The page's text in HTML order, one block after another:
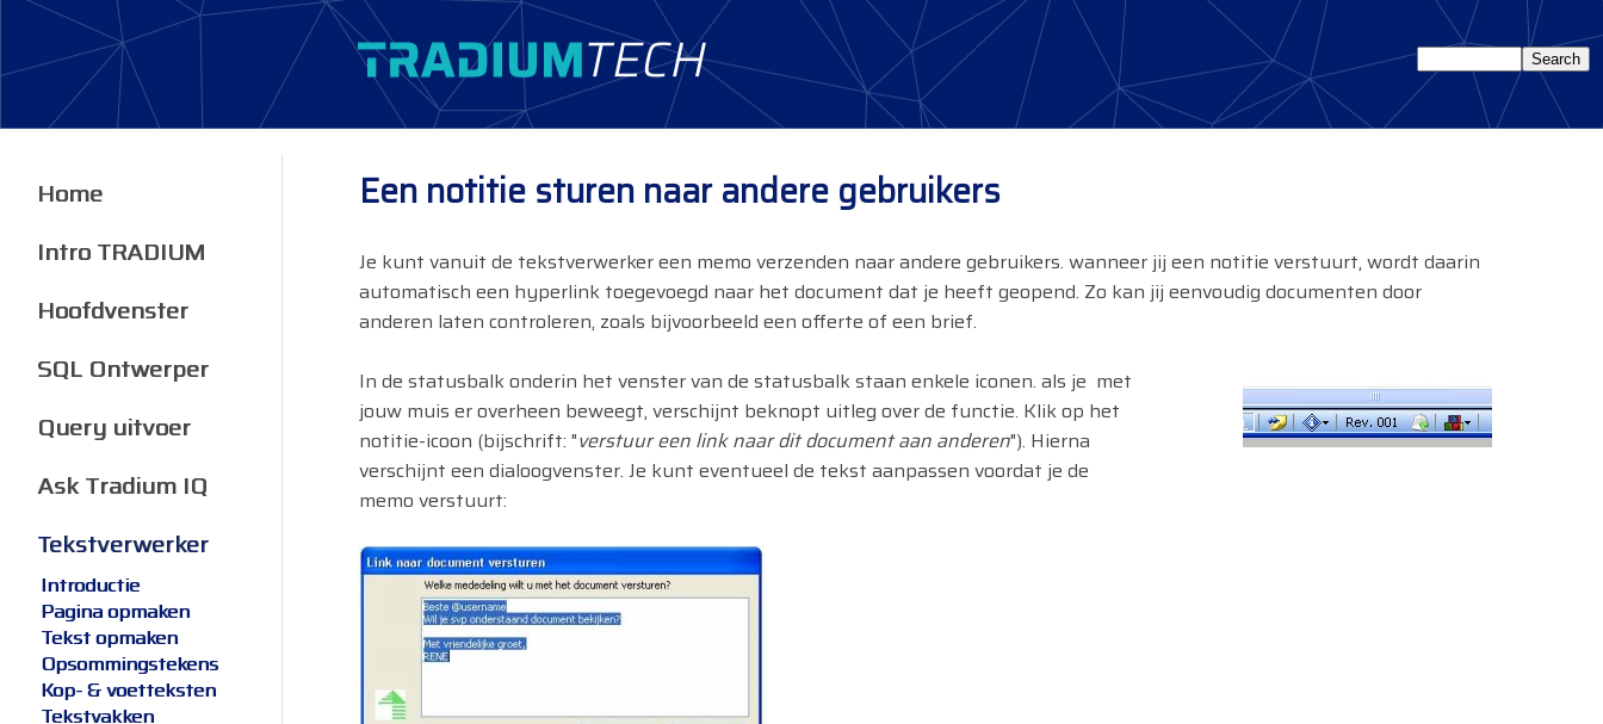
Een notitie sturen naar andere gebruikers
Je kunt vanuit de tekstverwerker een memo verzenden naar andere gebruikers. wanneer jij een notitie verstuurt, wordt daarin
automatisch een hyperlink toegevoegd naar het document dat je heeft geopend. Zo kan jij eenvoudig documenten door
anderen laten controleren, zoals bijvoorbeeld een offerte of een brief.
In de statusbalk onderin het venster van de statusbalk staan enkele iconen. als je met
jouw muis er overheen beweegt, verschijnt beknopt uitleg over de functie. Klik op het
notitie-icoon (bijschrift: "verstuur een link naar dit document aan anderen"). Hierna
verschijnt een dialoogvenster. Je kunt eventueel de tekst aanpassen voordat je de
memo verstuurt:
Home
Intro TRADIUM
Hoofdvenster
SQL Ontwerper
Query uitvoer
Ask Tradium IQ
Tekstverwerker
Introductie
Pagina opmaken
Tekst opmaken
Opsommingstekens
Kop- & voetteksten
Tekstvakken